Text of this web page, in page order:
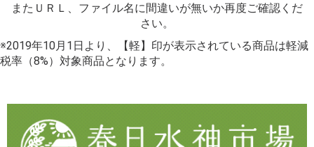
またＵＲＬ、ファイル名に間違いが無いか再度ご確認くだ
さい。
※2019年10月1日より、【軽】印が表示されている商品は軽減
税率（8%）対象商品となります。